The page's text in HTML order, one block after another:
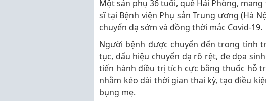
Một sản phụ 36 tuổi, quê Hải Phòng,
sĩ tại Bệnh viện Phụ sản Trung ương (Hà
chuyển dạ sớm và đồng thời mắc Covid-19.
Người bệnh được chuyển đến trong tình
tục, dấu hiệu chuyển dạ rõ rệt, đe dọa
tiến hành điều trị tích cực bằng thuốc hỗ
nhằm kéo dài thời gian thai kỳ, tạo điều
bụng mẹ.